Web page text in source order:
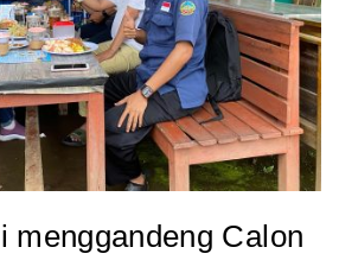
menggandeng Calon